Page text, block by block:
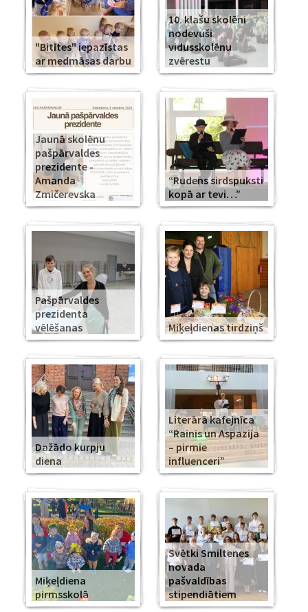
"Bitītes" iepazīstas
ar medmāsas darbu
10. klašu skolēni
nodevuši
vidusskolēnu
zvērestu
Jaunā skolēnu
pašpārvaldes
prezidente -
Amanda
Zmičerevska
“Rudens sirdspuksti
kopā ar tevi…”
Pašpārvaldes
prezidenta
vēlēšanas
Miķeļdienas tirdziņš
Dažādo kurpju
diena
Literārā kafejnīca
“Rainis un Aspazija
– pirmie
influenceri”
Miķeļdiena
pirmsskolā
Svētki Smiltenes
novada
pašvaldības
stipendiātiem